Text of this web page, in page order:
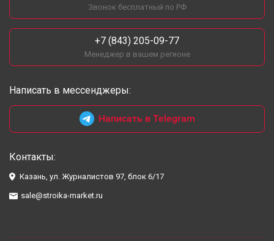
Звонок бесплатный по РФ
+7 (843) 205-09-77
Менеджер в вашем регионе
Написать в мессенджеры:
Написать в Telegram
Контакты:
Казань, ул. Журналистов 97, блок 6/17
sale@stroika-market.ru